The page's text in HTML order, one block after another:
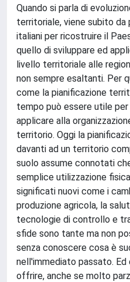
Quando si parla di
territoriale, viene subito
italiani per ricostruire il
quello di sviluppare ed
livello territoriale alle
non sempre esaltanti. Per
come la pianificazione
tempo può essere utile
applicare alla
territorio. Oggi la
davanti ad un territorio
suolo assume connotati
semplice utilizzazione
significati nuovi come i
produzione agricola, la
tecnologie di controllo e
sfide sono tante ma non
senza conoscere cosa è
nell'immediato passato.
offrire, anche se molto